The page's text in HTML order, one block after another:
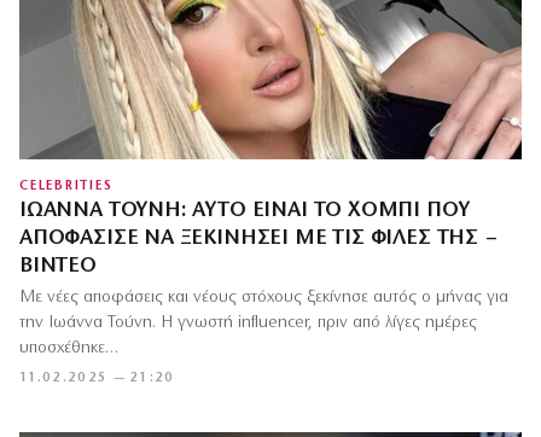
CELEBRITIES
ΙΩΆΝΝΑ ΤΟΎΝΗ: ΑΥΤΌ ΕΊΝΑΙ ΤΟ ΧΌΜΠΙ ΠΟΥ
ΑΠΟΦΆΣΙΣΕ ΝΑ ΞΕΚΙΝΉΣΕΙ ΜΕ ΤΙΣ ΦΊΛΕΣ ΤΗΣ –
ΒΊΝΤΕΟ
11.02.2025 — 21:20
Με νέες αποφάσεις και νέους στόχους ξεκίνησε αυτός ο μήνας για
την Ιωάννα Τούνη. Η γνωστή influencer, πριν από λίγες ημέρες
υποσχέθηκε…